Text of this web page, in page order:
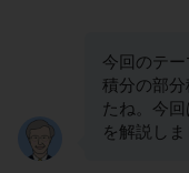
今回のテー
積分の部
たね。今
を解説しま